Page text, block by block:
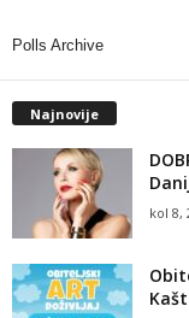
Polls Archive
Najnovije
kol 8,